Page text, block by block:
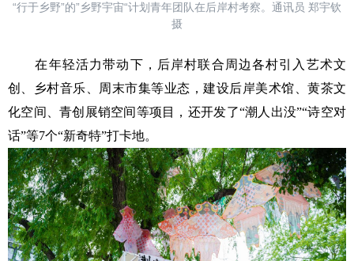
“行于乡野”的”乡野宇宙“计划青年团队在后岸村考察。通讯员 郑宇钦
摄
在年轻活力带动下，后岸村联合周边各村引入艺术文
创、乡村音乐、周末市集等业态，建设后岸美术馆、黄茶文
化空间、青创展销空间等项目，还开发了“潮人出没”“诗空对
话”等7个“新奇特”打卡地。